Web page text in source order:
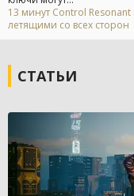
13 минут Control
летящими со всех сторон
СТАТЬИ